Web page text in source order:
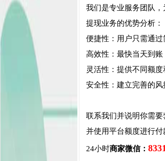
我们是专业服务团队
提现业务的优势分析：
便捷性：用户只需通
高效性：最快当天到账
灵活性：提供不同额
安全性：建立完善的风
联系我们并说明你需
并使用平台额度进行
24小时商家微信：